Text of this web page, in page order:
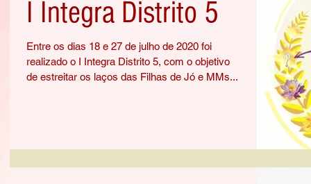
I Integra Distrito 5
Entre os dias 18 e 27 de julho de 2020 foi
realizado o I Integra Distrito 5, com o objetivo
de estreitar os laços das Filhas de Jó e MMs...